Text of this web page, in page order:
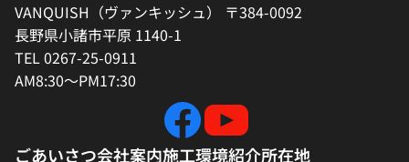
VANQUISH（ヴァンキッシュ） 〒384-0092
長野県小諸市平原 1140-1
TEL 0267-25-0911
AM8:30～PM17:30
ごあいさつ会社案内施工環境紹介所在地